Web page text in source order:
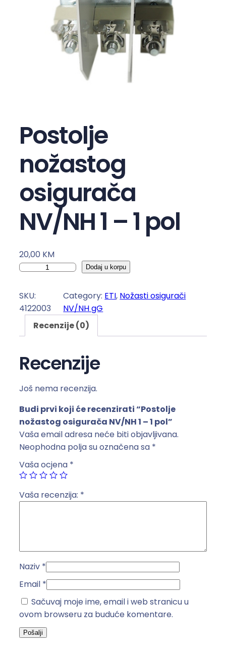
Postolje
nožastog
osigurača
NV/NH 1 – 1 pol
20,00 KM
P
s
t
e
n
ž
a
s
t
o
o
s
i
a
N
/
N
H
Dodaj u korpu
SKU:
4122003
Category: ETI, Nožasti osigurači
NV/NH gG
Recenzije (0)
Recenzije
Još nema recenzija.
Budi prvi koji će recenzirati “Postolje
nožastog osigurača NV/NH 1 – 1 pol”
Vaša email adresa neće biti objavljivana.
Neophodna polja su označena sa *
Vaša ocjena *
Vaša recenzija: *
Naziv *
Email *
Sačuvaj moje ime, email i web stranicu u
ovom browseru za buduće komentare.